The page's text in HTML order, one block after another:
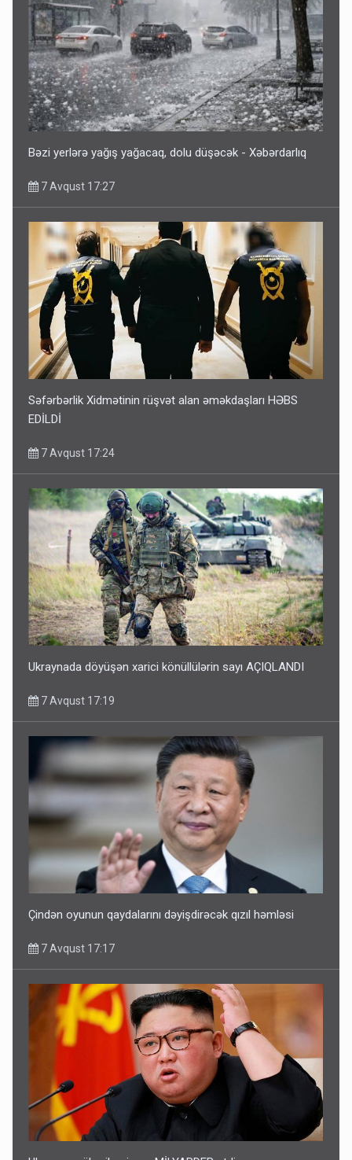
Bəzi yerlərə yağış yağacaq, dolu düşəcək - Xəbərdarlıq
7 Avqust 17:27
Səfərbərlik Xidmətinin rüşvət alan əməkdaşları HƏBS
EDİLDİ
7 Avqust 17:24
Ukraynada döyüşən xarici könüllülərin sayı AÇIQLANDI
7 Avqust 17:19
Çindən oyunun qaydalarını dəyişdirəcək qızıl həmləsi
7 Avqust 17:17